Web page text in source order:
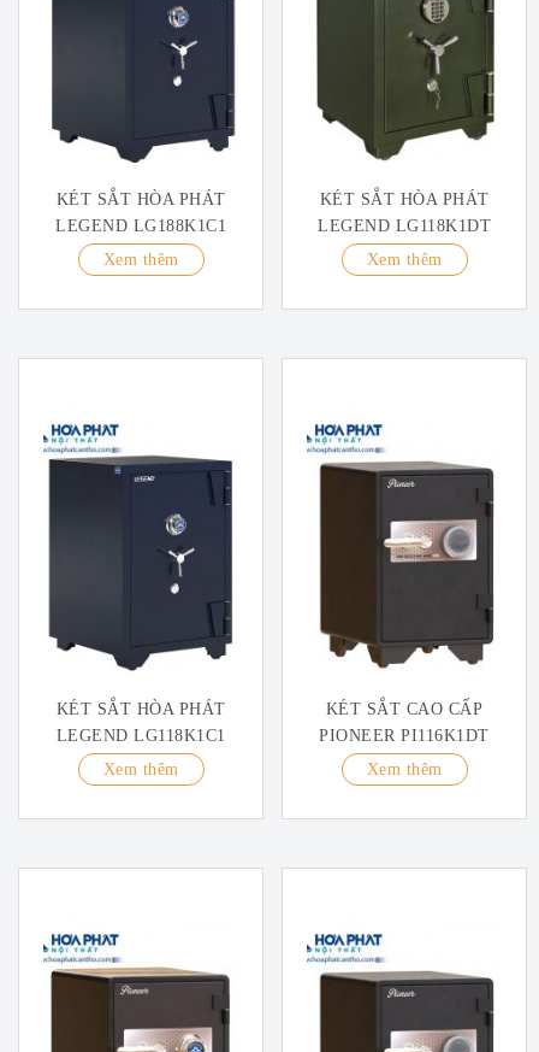
KÉT SẮT HÒA PHÁT
LEGEND LG188K1C1
Xem thêm
KÉT SẮT HÒA PHÁT
LEGEND LG118K1DT
Xem thêm
KÉT SẮT HÒA PHÁT
LEGEND LG118K1C1
Xem thêm
KÉT SẮT CAO CẤP
PIONEER PI116K1DT
Xem thêm